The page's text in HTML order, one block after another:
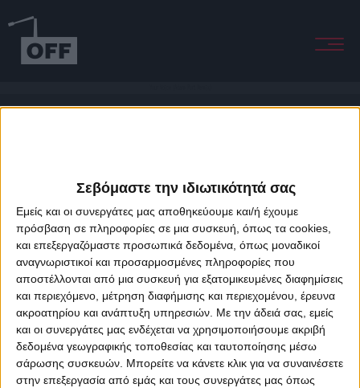
Σεβόμαστε την ιδιωτικότητά σας
Εμείς και οι συνεργάτες μας αποθηκεύουμε και/ή έχουμε
πρόσβαση σε πληροφορίες σε μια συσκευή, όπως τα cookies,
και επεξεργαζόμαστε προσωπικά δεδομένα, όπως μοναδικοί
αναγνωριστικοί και προσαρμοσμένες πληροφορίες που
αποστέλλονται από μια συσκευή για εξατομικευμένες διαφημίσεις
και περιεχόμενο, μέτρηση διαφήμισης και περιεχομένου, έρευνα
ακροατηρίου και ανάπτυξη υπηρεσιών. Με την άδειά σας, εμείς
και οι συνεργάτες μας ενδέχεται να χρησιμοποιήσουμε ακριβή
δεδομένα γεωγραφικής τοποθεσίας και ταυτοποίησης μέσω
σάρωσης συσκευών. Μπορείτε να κάνετε κλικ για να συναινέσετε
στην επεξεργασία από εμάς και τους συνεργάτες μας όπως
About Offradio Business Class Terms & Conditions
Privacy Policy
Designed & developed byporcupine colors&Fotis Alexandrou